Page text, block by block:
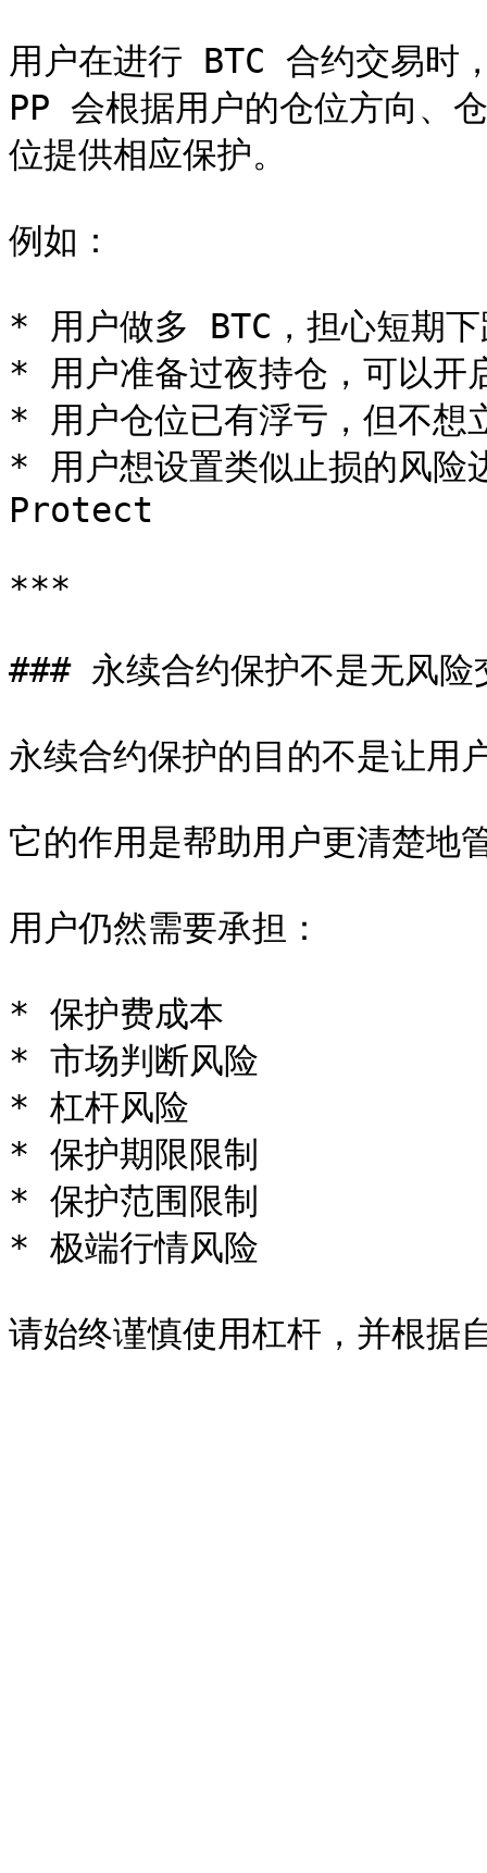
用户在进行 BTC 合约交易时
PP 会根据用户的仓位方向、
位提供相应保护。
例如：
* 用户做多 BTC，担心短期
* 用户准备过夜持仓，可以开
* 用户仓位已有浮亏，但不想
* 用户想设置类似止损的风险
Protect
***
### 永续合约保护不是无风险
永续合约保护的目的不是让用
它的作用是帮助用户更清楚地
用户仍然需要承担：
* 保护费成本
* 市场判断风险
* 杠杆风险
* 保护期限限制
* 保护范围限制
* 极端行情风险